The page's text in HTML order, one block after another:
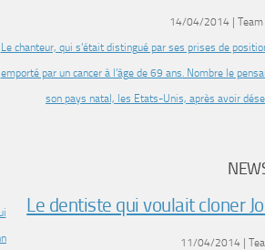
14/04/2014 | Team
Le chanteur, qui s’était distingué par ses prises de
emporté par un cancer à l’âge de 69 ans. Nombre le
son pays natal, les Etats-Unis, après avoir
Le dentiste qui voulait cloner
11/04/2014 |